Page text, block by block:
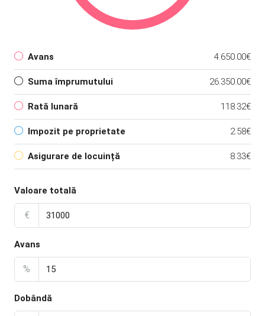
Avans 4.650.00€
Suma împrumutului 26.350.00€
Rată lunară 118.32€
Impozit pe proprietate 2.58€
Asigurare de locuință 8.33€
Valoare totală
€
Avans
%
Dobândă